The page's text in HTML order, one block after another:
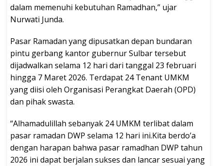
dalam memenuhi kebutuhan Ramadhan,” ujar
Nurwati Junda.
Pasar Ramadan yang dipusatkan depan bundaran
pintu gerbang kantor gubernur Sulbar tersebut
dijadwalkan selama 12 hari dari tanggal 23 februari
hingga 7 Maret 2026. Terdapat 24 Tenant UMKM
yang diisi oleh Organisasi Perangkat Daerah (OPD)
dan pihak swasta.
“Alhamadulillah sebanyak 24 UMKM terlibat dalam
pasar ramadan DWP selama 12 hari ini.Kita berdo’a
dengan harapan bahwa pasar ramadhan DWP tahun
2026 ini dapat berjalan sukses dan lancar sesuai yang